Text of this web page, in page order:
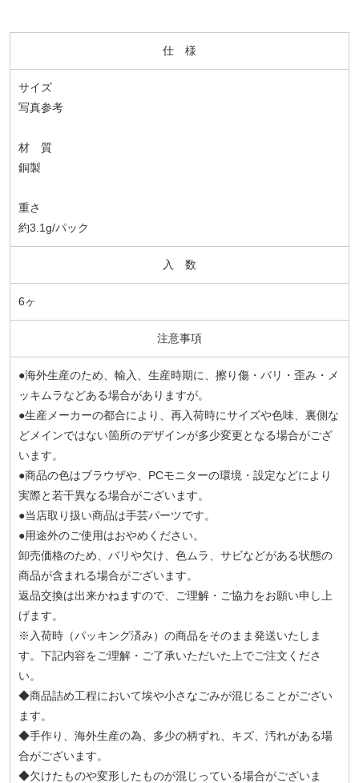
仕 様
サイズ
写真参考
材 質
銅製
重さ
約3.1g/パック
入 数
6ヶ
注意事項
●海外生産のため、輸入、生産時期に、擦り傷・バリ・歪み・メ
ッキムラなどある場合がありますが。
●生産メーカーの都合により、再入荷時にサイズや色味、裏側な
どメインではない箇所のデザインが多少変更となる場合がござ
います。
●商品の色はブラウザや、PCモニターの環境・設定などにより
実際と若干異なる場合がございます。
●当店取り扱い商品は手芸パーツです。
●用途外のご使用はおやめください。
卸売価格のため、バリや欠け、色ムラ、サビなどがある状態の
商品が含まれる場合がございます。
返品交換は出来かねますので、ご理解・ご協力をお願い申し上
げます。
※入荷時（パッキング済み）の商品をそのまま発送いたしま
す。下記内容をご理解・ご了承いただいた上でご注文くださ
い。
◆商品詰め工程において埃や小さなごみが混じることがござい
ます。
◆手作り、海外生産の為、多少の柄ずれ、キズ、汚れがある場
合がございます。
◆欠けたものや変形したものが混じっている場合がございま